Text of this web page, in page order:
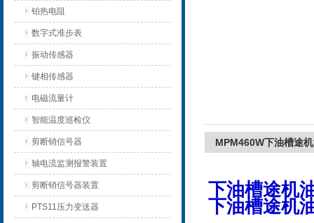
铂热电阻
数字式准步表
振动传感器
键相传感器
电磁流量计
智能温度巡检仪
剪断销信号器
轴电流监测报警装置
剪断销信号器装置
PTS11压力变送器
MPM460W下油槽途
下油槽途机
下油槽途机